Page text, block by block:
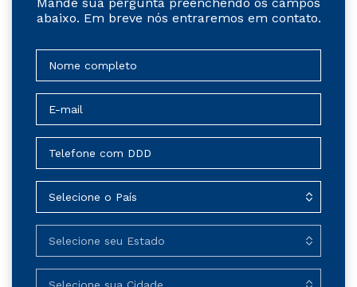
abaixo. Em breve nós entraremos em contato.